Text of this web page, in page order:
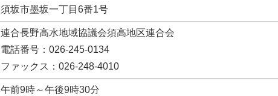
須坂市墨坂一丁目6番1号
連合長野高水地域協議会須高地区連合会
電話番号：026-245-0134
ファックス：026-248-4010
午前9時～午後9時30分